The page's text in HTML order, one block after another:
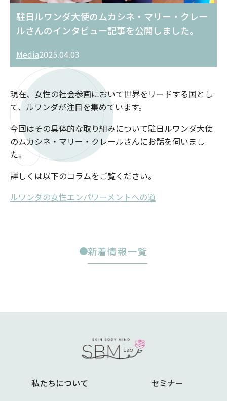
駐日ルワンダ大使のムカシネ・マリー・クレー
ルさんのインタビュー記事を公開しました。
Media2025.04.03
現在、女性の社会参画において世界をリードする国とし
て、ルワンダが注目を集めています。
今回はその具体的な取り組みについて駐日ルワンダ大使
のムカシネ・マリー・クレールさんにお話を伺いまし
た。
詳しくは以下のコラムをご覧ください。
ルワンダの女性エンパワーメントへの道
新着情報一覧
私たちについて セミナー